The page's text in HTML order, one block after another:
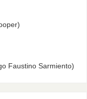
Faustino Sarmiento)